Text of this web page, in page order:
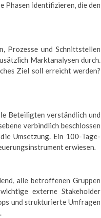
Phasen identifizieren, die den
Prozesse und Schnittstellen
Marktanalysen durch.
Ziel soll erreicht werden?
Beteiligten verständlich und
verbindlich beschlossen
Umsetzung. Ein 100-Tage-
erwiesen.
alle betroffenen Gruppen
externe Stakeholder
und strukturierte Umfragen